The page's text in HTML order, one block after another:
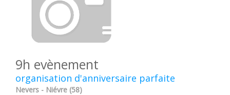
9h evènement
organisation d'anniversaire parfaite
Nevers - Niévre (58)